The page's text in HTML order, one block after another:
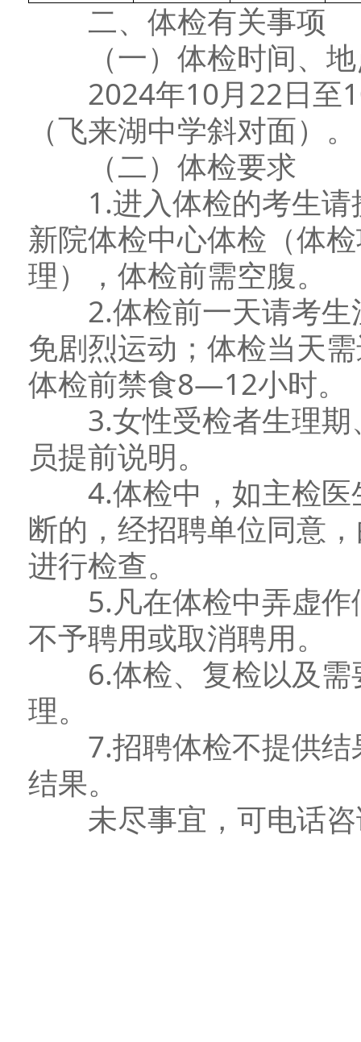
二、体检有关事项
（一）体检时间、地
2024年10月22日至
（飞来湖中学斜对面）。
（二）体检要求
1.进入体检的考生请
新院体检中心体检（体
理），体检前需空腹。
2.体检前一天请考生
免剧烈运动；体检当天
体检前禁食8—12小时。
3.女性受检者生理期
员提前说明。
4.体检中，如主检医
断的，经招聘单位同意
进行检查。
5.凡在体检中弄虚作
不予聘用或取消聘用。
6.体检、复检以及需
理。
7.招聘体检不提供结
结果。
未尽事宜，可电话咨